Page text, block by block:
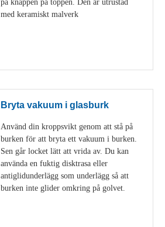
med keramiskt malverk
Bryta vakuum i glasburk
Använd din kroppsvikt genom att stå på
burken för att bryta ett vakuum i burken.
Sen går locket lätt att vrida av. Du kan
använda en fuktig disktrasa eller
antiglidunderlägg som underlägg så att
burken inte glider omkring på golvet.